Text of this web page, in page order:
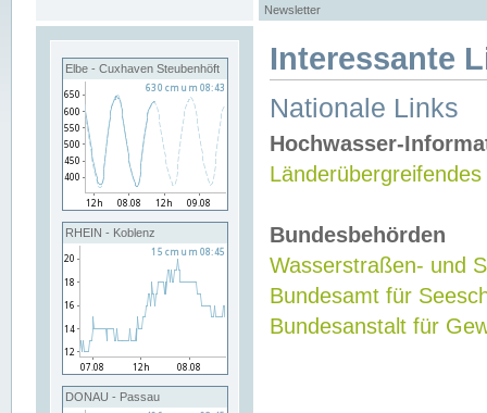
Newsletter
Elbe - Cuxhaven Steubenhöft
RHEIN - Koblenz
DONAU - Passau
Interessante
Nationale Links
Hochwasser-
Bundesbehörden
Wasserstraßen- und
Bundesamt für
Bundesanstalt für